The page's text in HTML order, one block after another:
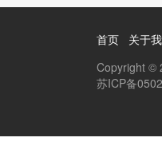
首页 关于
Copyright ©
苏ICP备